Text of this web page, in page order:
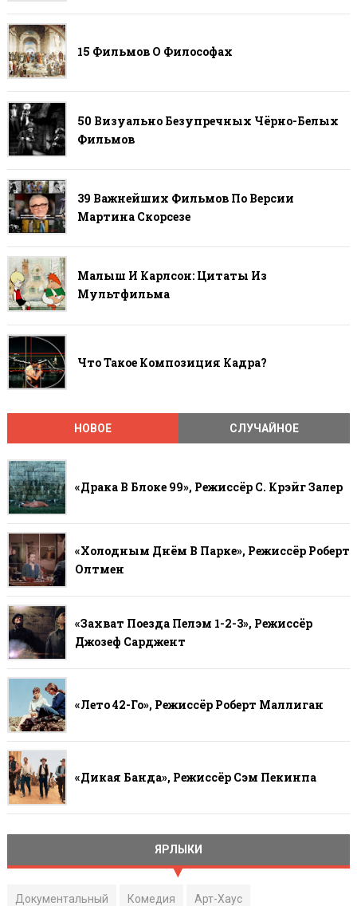
15 Фильмов О Философах
50 Визуально Безупречных Чёрно-Белых
Фильмов
39 Важнейших Фильмов По Версии
Мартина Скорсезе
Малыш И Карлсон: Цитаты Из
Мультфильма
Что Такое Композиция Кадра?
НОВОЕ СЛУЧАЙНОЕ
«Драка В Блоке 99», Режиссёр С. Крэйг Залер
«Холодным Днём В Парке», Режиссёр Роберт
Олтмен
«Захват Поезда Пелэм 1-2-3», Режиссёр
Джозеф Сарджент
«Лето 42-Го», Режиссёр Роберт Маллиган
«Дикая Банда», Режиссёр Сэм Пекинпа
ЯРЛЫКИ
Документальный Комедия Арт-Хаус